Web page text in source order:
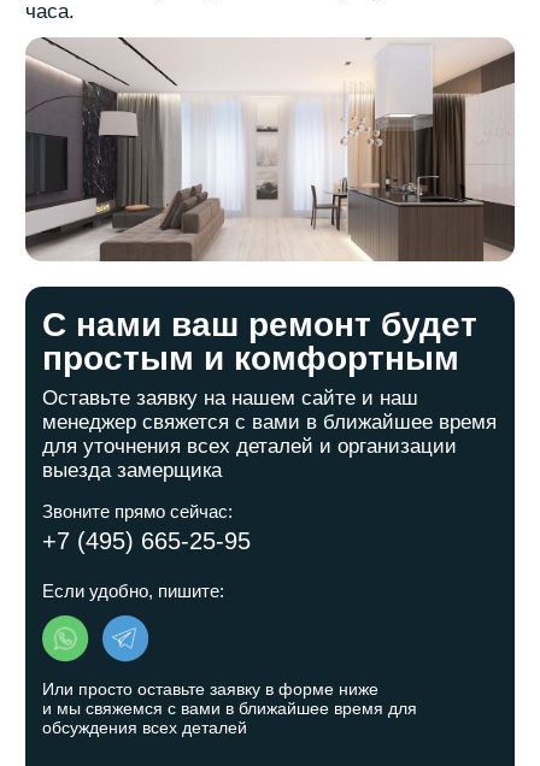
Связаться с нами
Телефон:
+7 (495) 665-25-95
Почта:
info-ivremont@mail.ru
г. Москва, Задонский проезд, д.32 к.2,
каб.3
Остались вопросы?
Заполните форму и мы свяжемся с
Я даюсогласие на обработку моих персональных данных
в соответствии сполитикой обработки персональных
данных